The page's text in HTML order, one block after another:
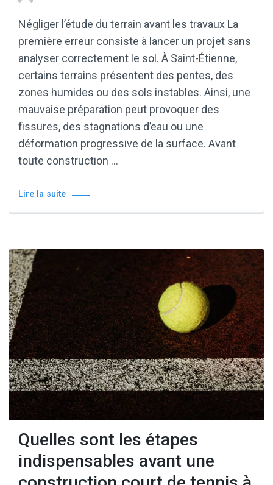
Négliger l’étude du terrain avant les travaux La
première erreur consiste à lancer un projet sans
analyser correctement le sol. À Saint-Étienne,
certains terrains présentent des pentes, des
zones humides ou des sols instables. Ainsi, une
mauvaise préparation peut provoquer des
fissures, des stagnations d’eau ou une
déformation progressive de la surface. Avant
toute construction …
Lire la suite
Quelles sont les étapes
indispensables avant une